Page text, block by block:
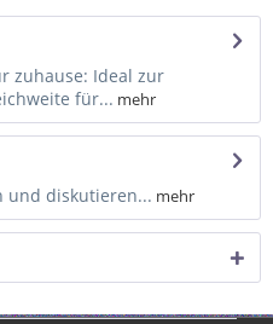
zuhause: Ideal zur
für... mehr
und diskutieren... mehr